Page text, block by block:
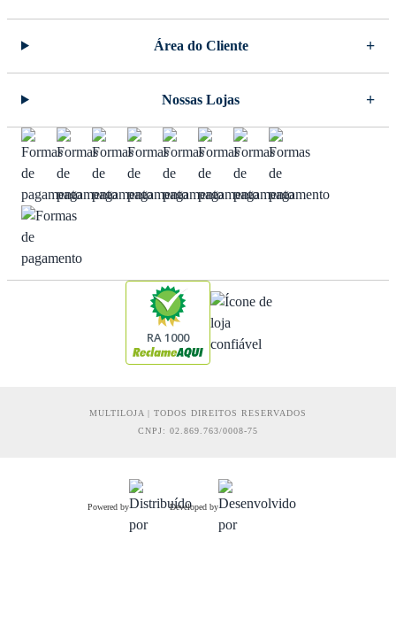
Área do Cliente
Nossas Lojas
RA 1000
MULTILOJA | TODOS DIREITOS RESERVADOS
CNPJ: 02.869.763/0008-75
Powered by Developed by